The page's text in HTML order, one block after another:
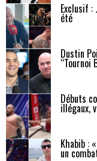
Exclusif :
été
Dustin
“Tournoi
Débuts
illégaux,
Khabib :
un